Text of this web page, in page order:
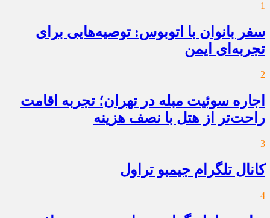
1
سفر بانوان با اتوبوس: توصیه‌هایی برای
تجربه‌ای ایمن
2
اجاره سوئیت مبله در تهران؛ تجربه اقامت
راحت‌تر از هتل با نصف هزینه
3
کانال تلگرام جیمبو تراول
4